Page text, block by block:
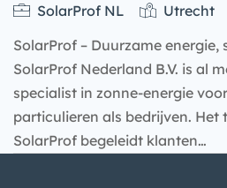
SolarProf NL
Utrecht
SolarProf – Duurzame energie,
SolarProf Nederland B.V. is al
specialist in zonne-energie
particulieren als bedrijven. Het
SolarProf begeleidt klanten…